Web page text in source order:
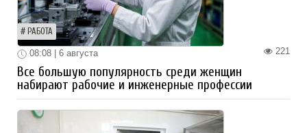
РАБОТА
221
08:08 | 6 августа
Все большую популярность среди женщин
набирают рабочие и инженерные профессии